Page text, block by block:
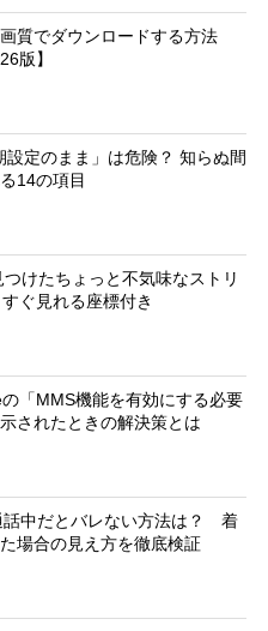
質でダウンロードする方法
版】
設定のまま」は危険？ 知らぬ間
14の項目
けたちょっと不気味なストリ
ぐ見れる座標付き
の「MMS機能を有効にする必要
されたときの解決策とは
話中だとバレない方法は？ 着
場合の見え方を徹底検証